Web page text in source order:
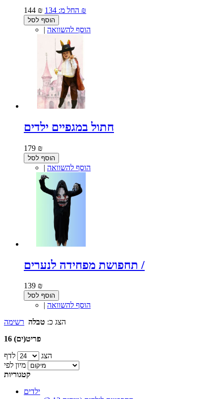
144 ₪ החל מ: 134 ₪
הוסף לסל
| הוסף להשוואה
חתול במגפיים ילדים
179 ₪
הוסף לסל
| הוסף להשוואה
תחפושת מפחידה לנערים /
139 ₪
הוסף לסל
| הוסף להשוואה
הצג כ: טבלה רשימה
16 פריט(ים)
הצג
לדף
מיון לפי
קטגוריות
ילדים